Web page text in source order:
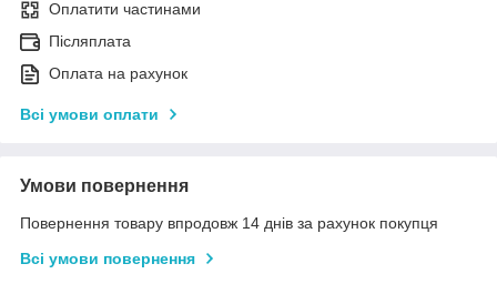
Оплатити частинами
Післяплата
Оплата на рахунок
Всі умови оплати
Умови повернення
Повернення товару впродовж 14 днів за рахунок покупця
Всі умови повернення